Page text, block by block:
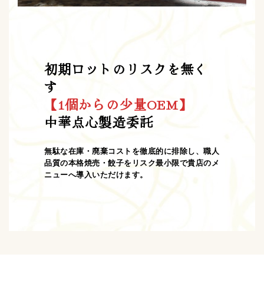
初期ロットのリスクを無く
す
【1個からの少量OEM】
中華点心製造委託
無駄な在庫・廃棄コストを徹底的に排除し、職人
品質の本格焼売・餃子をリスク最小限で貴店のメ
ニューへ導入いただけます。